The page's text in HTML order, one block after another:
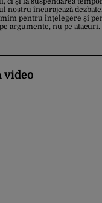
nostru încurajează
pentru înțelegere și
argumente, nu pe atacuri.
video